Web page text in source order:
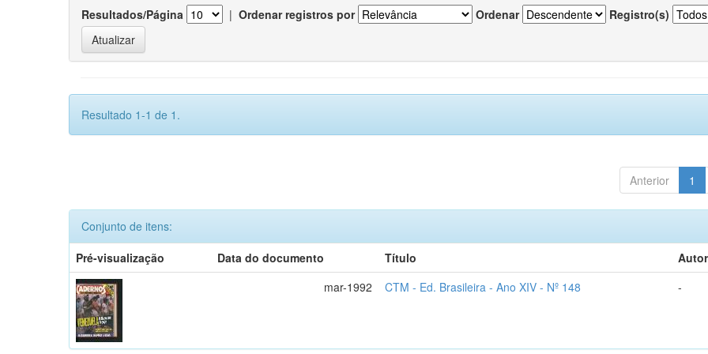
Resultados/Página | Ordenar registros por Ordenar Registro(s)
Resultado 1-1 de 1.
Anterior 1
Conjunto de itens:
Pré-visualização
Data do documento Título
mar-1992
CTM - Ed. Brasileira - Ano XIV - Nº 148 -